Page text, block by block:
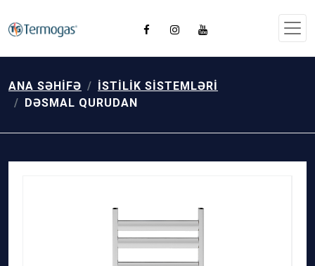
ANA SƏHIFƏ
İSTILIK SISTEMLƏRI
DƏSMAL QURUDAN